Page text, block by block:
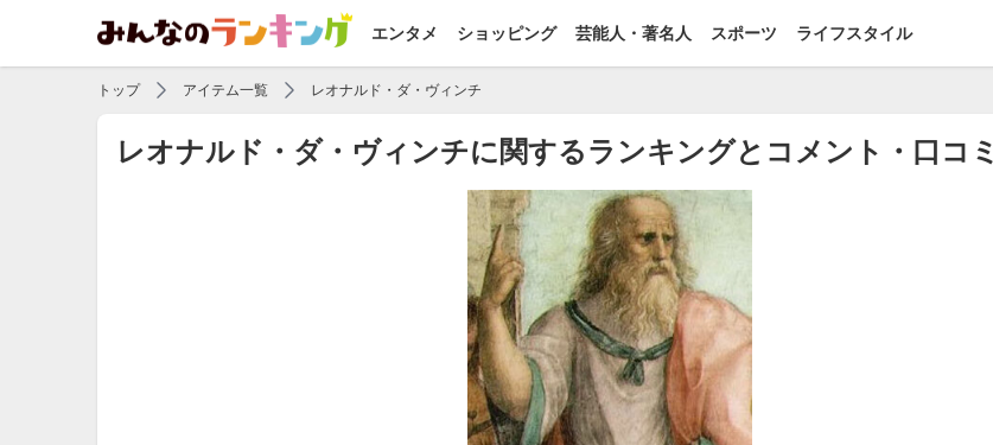
エンタメ ショッピング 芸能人・著名人 スポーツ ライフスタイル
トップ アイテム一覧 レオナルド・ダ・ヴィンチ
レオナルド・ダ・ヴィンチに関するランキングとコメント・口コミ